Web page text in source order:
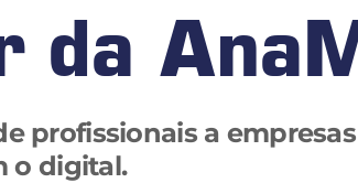
da
profissionais a
o digital.